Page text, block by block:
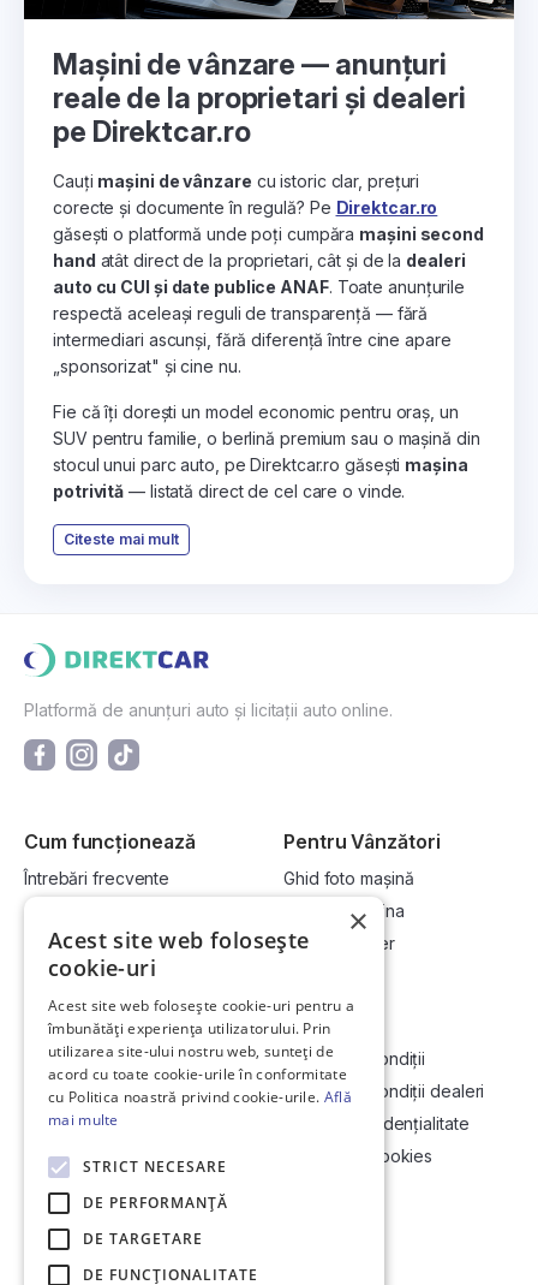
Mașini de vânzare — anunțuri
reale de la proprietari și dealeri
pe Direktcar.ro
Cauți mașini de vânzare cu istoric clar, prețuri
corecte și documente în regulă? Pe Direktcar.ro
găsești o platformă unde poți cumpăra mașini second
hand atât direct de la proprietari, cât și de la dealeri
auto cu CUI și date publice ANAF. Toate anunțurile
respectă aceleași reguli de transparență — fără
intermediari ascunși, fără diferență între cine apare
„sponsorizat" și cine nu.
Fie că îți dorești un model economic pentru oraș, un
SUV pentru familie, o berlină premium sau o mașină din
stocul unui parc auto, pe Direktcar.ro găsești mașina
potrivită — listată direct de cel care o vinde.
Citeste mai mult
Platformă de anunțuri auto și licitații auto online.
Cum funcționează
Întrebări frecvente
Cum vând la licitație?
Pentru Vânzători
Ghid foto mașină
Vinde-ți mașina
Devino dealer
Link-uri utile
Informații utile vizionare
Contact
Soluționarea Online a litigiilor
ANCP
Compania
Termeni și condiții
Termeni și condiții dealeri
Politică confidențialitate
Politica de cookies
×
Acest site web folosește
cookie-uri
Acest site web folosește cookie-uri pentru a
îmbunătăți experiența utilizatorului. Prin
utilizarea site-ului nostru web, sunteți de
acord cu toate cookie-urile în conformitate
cu Politica noastră privind cookie-urile. Află
mai multe
STRICT NECESARE
DE PERFORMANȚĂ
DE TARGETARE
DE FUNCŢIONALITATE